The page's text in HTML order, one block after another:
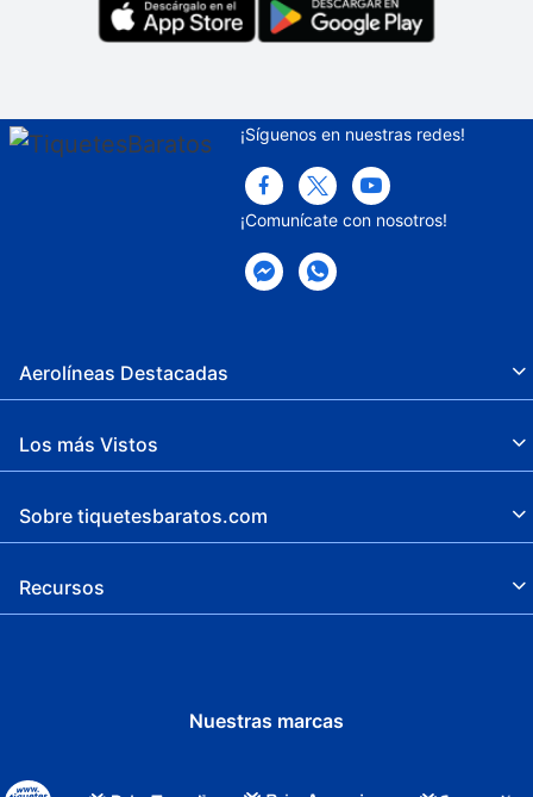
¡Síguenos en nuestras redes!
¡Comunícate con nosotros!
Aerolíneas Destacadas
Los más Vistos
Sobre tiquetesbaratos.com
Recursos
Nuestras marcas